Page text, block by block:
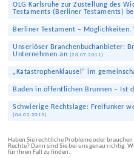
OLG Karlsruhe zur Zustellung des
Testaments (Berliner Testaments)
Berliner Testament –
Unseriöser Branchenbuchanbieter:
Unternehmen an (28.07.2011)
„Katastrophen­klausel“ im
Baden in öffentlichen Brunnen – Ist
Schwierige Rechtslage: Freifunker
( 04.02.2015 )
Haben Sie rechtliche Probleme oder
Rechte? Dann sind Sie bei uns genau richtig.
für Ihren Fall zu finden.